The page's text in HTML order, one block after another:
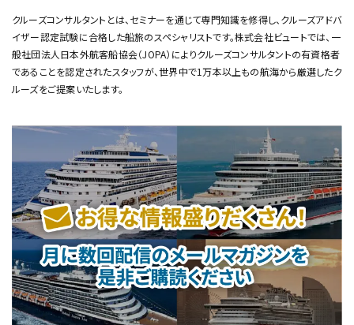
クルーズコンサルタントとは、セミナーを通じて専門知識を修得し、クルーズアドバ
イザー認定試験に合格した船旅のスペシャリストです。株式会社ビュートでは、一
般社団法人日本外航客船協会（JOPA）によりクルーズコンサルタントの有資格者
であることを認定されたスタッフが、世界中で1万本以上もの航海から厳選したク
ルーズをご提案いたします。